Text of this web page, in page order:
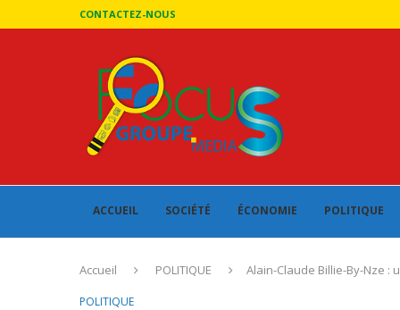
CONTACTEZ-NOUS
ACCUEIL SOCIÉTÉ ÉCONOMIE POLITIQUE
Accueil POLITIQUE Alain-Claude Billie-By-Nze
POLITIQUE